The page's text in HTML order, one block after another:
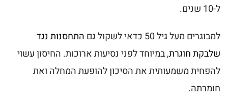
ל-10 שנים.
למבוגרים מעל גיל 50 כדאי לשקול גם
התחסנות נגד
שלבקת חוגרת, במיוחד לפני נסיעות ארוכות. החיסון עשוי
להפחית משמעותית את הסיכון להופעת המחלה ואת
חומרתה.